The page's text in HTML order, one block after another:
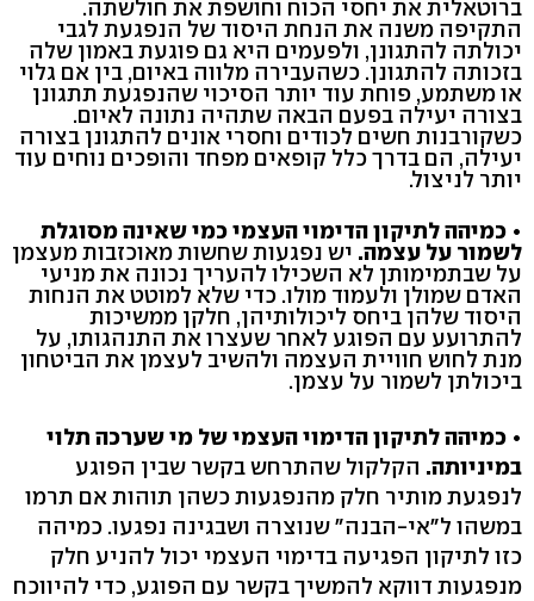
ברוטאלית את יחסי הכוח וחושפת את חולשתה.
התקיפה משנה את הנחת היסוד של הנפגעת לגבי
יכולתה להתגונן, ולפעמים היא גם פוגעת באמון שלה
בזכותה להתגונן. כשהעבירה מלווה באיום, בין אם גלוי
או משתמע, פוחת עוד יותר הסיכוי שהנפגעת תתגונן
בצורה יעילה בפעם הבאה שתהיה נתונה לאיום.
כשקורבנות חשים לכודים וחסרי אונים להתגונן בצורה
יעילה, הם בדרך כלל קופאים מפחד והופכים נוחים עוד
יותר לניצול.
• כמיהה לתיקון הדימוי העצמי כמי שאינה מסוגלת
לשמור על עצמה. יש נפגעות שחשות מאוכזבות מעצמן
על שבתמימותן לא השכילו להעריך נכונה את מניעי
האדם שמולן ולעמוד מולו. כדי שלא למוטט את הנחות
היסוד שלהן ביחס ליכולותיהן, חלקן ממשיכות
להתרועע עם הפוגע לאחר שעצרו את התנהגותו, על
מנת לחוש חוויית העצמה ולהשיב לעצמן את הביטחון
ביכולתן לשמור על עצמן.
• כמיהה לתיקון הדימוי העצמי של מי שערכה תלוי
במיניותה. הקלקול שהתרחש בקשר שבין הפוגע
לנפגעת מותיר חלק מהנפגעות כשהן תוהות אם תרמו
במשהו ל"אי-הבנה" שנוצרה ושבגינה נפגעו. כמיהה
כזו לתיקון הפגיעה בדימוי העצמי יכול להניע חלק
מנפגעות דווקא להמשיך בקשר עם הפוגע, כדי להיווכח